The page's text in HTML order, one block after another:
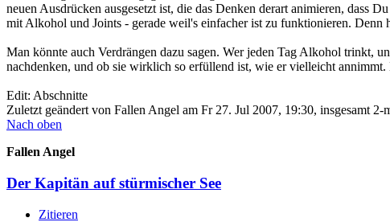
neuen Ausdrücken ausgesetzt ist, die das Denken derart animieren, dass
mit Alkohol und Joints - gerade weil's einfacher ist zu funktionieren. Denn
Man könnte auch Verdrängen dazu sagen. Wer jeden Tag Alkohol trinkt,
nachdenken, und ob sie wirklich so erfüllend ist, wie er vielleicht annimmt.
Edit: Abschnitte
Zuletzt geändert von Fallen Angel am Fr 27. Jul 2007, 19:30, insgesamt 2-
Nach oben
Fallen Angel
Der Kapitän auf stürmischer See
Zitieren